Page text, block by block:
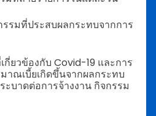
รมที่ประสบผลกระทบจากการ
ยวข้องกับ Covid-19 และการ
าณเบี้ยเกิดขึ้นจากผลกระทบ
บาดต่อการจ้างงาน กิจกรรม